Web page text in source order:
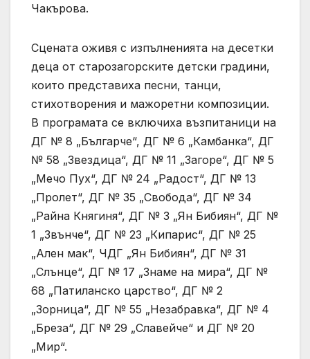
Чакърова.
Сцената оживя с изпълненията на десетки
деца от старозагорските детски градини,
които представиха песни, танци,
стихотворения и мажоретни композиции.
В програмата се включиха възпитаници на
ДГ № 8 „Българче“, ДГ № 6 „Камбанка“, ДГ
№ 58 „Звездица“, ДГ № 11 „Загоре“, ДГ № 5
„Мечо Пух“, ДГ № 24 „Радост“, ДГ № 13
„Пролет“, ДГ № 35 „Свобода“, ДГ № 34
„Райна Княгиня“, ДГ № 3 „Ян Бибиян“, ДГ №
1 „Звънче“, ДГ № 23 „Кипарис“, ДГ № 25
„Ален мак“, ЧДГ „Ян Бибиян“, ДГ № 31
„Слънце“, ДГ № 17 „Знаме на мира“, ДГ №
68 „Патиланско царство“, ДГ № 2
„Зорница“, ДГ № 55 „Незабравка“, ДГ № 4
„Бреза“, ДГ № 29 „Славейче“ и ДГ № 20
„Мир“.